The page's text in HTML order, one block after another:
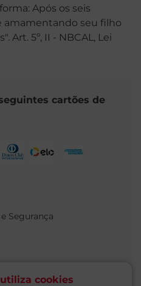
cookies
Após os seis
amamentando seu filho
Art. 5º, II - NBCAL, Lei
cartões de
Segurança